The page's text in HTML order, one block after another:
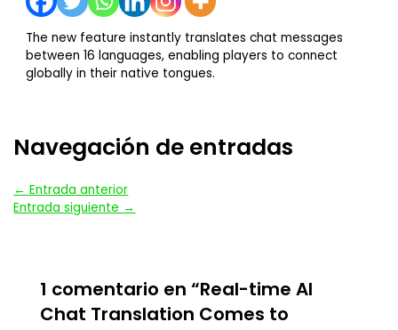
The new feature instantly translates chat messages
between 16 languages, enabling players to connect
globally in their native tongues.
Navegación de entradas
← Entrada anterior
Entrada siguiente →
1 comentario en “Real-time AI
Chat Translation Comes to